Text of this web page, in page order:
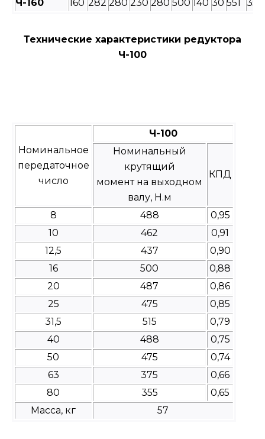
Ч-160 160 282 280 230 280 500 140 30 551 350
Технические характеристики редуктора
Ч-100
Номинальное
передаточное
число
Ч-100
Номинальный
крутящий
момент на выходном
валу, Н.м
КПД
8 488
0,95
10
462
0,91
12,5
437
0,90
16
500
0,88
20
487
0,86
25
475
0,85
31,5
515
0,79
40
488
0,75
50
475
0,74
63
375
0,66
80
355
0,65
Масса, кг
57